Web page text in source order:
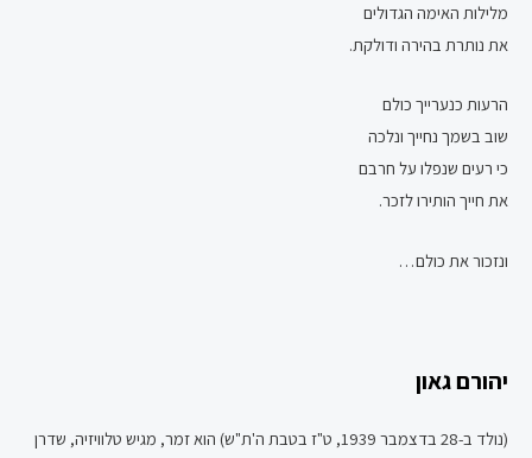
מלילות האימה הגדולים
את נותרת בהירה ודולקת.
הרעות כנערייך כולם
שוב בשמך נחייך ונלכה
כי רעים שנפלו על חרבם
את חייך הותירו לזכר.
ונזכור את כולם…
יהורם גאון
(נולד ב-28 בדצמבר 1939, ט"ז בטבת ה'ת"ש) הוא זמר, מגיש טלוויזיה, שדרן